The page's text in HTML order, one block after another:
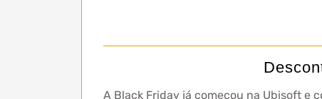
A Black Friday já começou na Ubisoft e